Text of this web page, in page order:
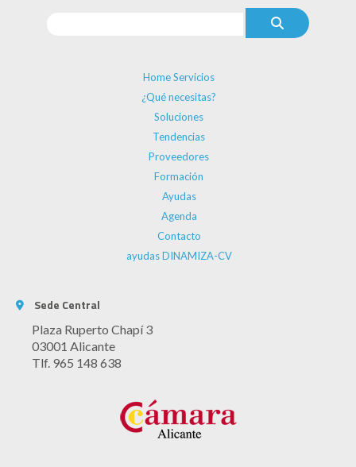
Home Servicios
¿Qué necesitas?
Soluciones
Tendencias
Proveedores
Formación
Ayudas
Agenda
Contacto
ayudas DINAMIZA-CV
Sede Central
Plaza Ruperto Chapí 3
03001 Alicante
Tlf. 965 148 638